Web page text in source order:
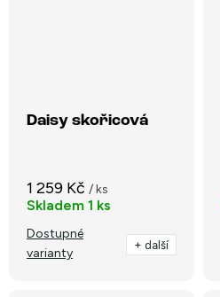
Daisy skořicová
1 259 Kč / ks
Skladem 1 ks
Dostupné
varianty
+ další